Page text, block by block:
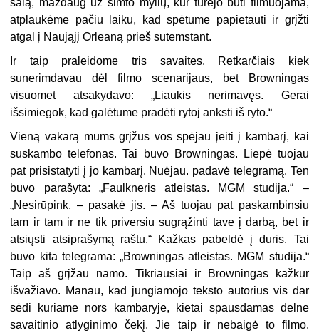
salą, maždaug už šimto mylių, kur turėjo būti filmuojama,
atplaukėme pačiu laiku, kad spėtume papietauti ir grįžti
atgal į Naująjį Orleaną prieš sutemstant.
Ir taip praleidome tris savaites. Retkarčiais kiek
sunerimdavau dėl filmo scenarijaus, bet Browningas
visuomet atsakydavo: „Liaukis nerimavęs. Gerai
išsimiegok, kad galėtume pradėti rytoj anksti iš ryto.“
Vieną vakarą mums grįžus vos spėjau įeiti į kambarį, kai
suskambo telefonas. Tai buvo Browningas. Liepė tuojau
pat prisistatyti į jo kambarį. Nuėjau. padavė telegramą. Ten
buvo parašyta: „Faulkneris atleistas. MGM studija.“ –
„Nesirūpink, – pasakė jis. – Aš tuojau pat paskambinsiu
tam ir tam ir ne tik priversiu sugrąžinti tave į darbą, bet ir
atsiųsti atsiprašymą raštu.“ Kažkas pabeldė į duris. Tai
buvo kita telegrama: „Browningas atleistas. MGM studija.“
Taip aš grįžau namo. Tikriausiai ir Browningas kažkur
išvažiavo. Manau, kad jungiamojo teksto autorius vis dar
sėdi kuriame nors kambaryje, kietai spausdamas delne
savaitinio atlyginimo čekį. Jie taip ir nebaigė to filmo.